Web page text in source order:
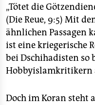
„Tötet die
(Die Reue, 9:5) Mit
ähnlichen Passagen
ist eine kriegerische
bei Dschihadisten so
Hobbyislamkritikern
Doch im Koran steht